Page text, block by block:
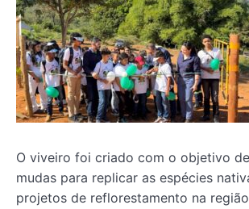
O viveiro foi criado com o objetivo
mudas para replicar as espécies
projetos de reflorestamento na